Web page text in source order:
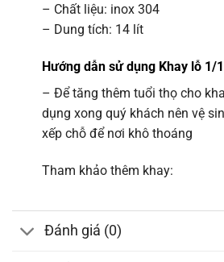
– Chất liệu: inox 304
– Dung tích: 14 lít
Hướng dẫn sử dụng Khay lỗ 1/1
– Để tăng thêm tuổi thọ cho
dụng xong quý khách nên vệ
xếp chỗ để nơi khô thoáng
Tham khảo thêm khay:
Đánh giá (0)